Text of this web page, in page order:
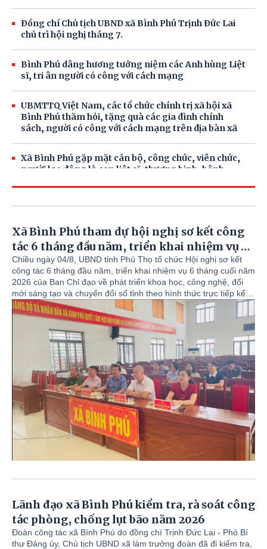
bàn xã Bình Phú theo Chỉ thị số 05/CT- TTg của Thủ
tướng Chính phủ.
Đồng chí Chủ tịch UBND xã Bình Phú Trịnh Đức Lai
chủ trì hội nghị tháng 7.
Bình Phú dâng hương tưởng niệm các Anh hùng Liệt
sĩ, tri ân người có công với cách mạng
UBMTTQ Việt Nam, các tổ chức chính trị xã hội xã
Bình Phú thăm hỏi, tặng quà các gia đình chính
sách, người có công với cách mạng trên địa bàn xã
Xã Bình Phú gặp mặt cán bộ, công chức, viên chức,
người lao động là con liệt sĩ, thương binh, bệnh
Toà án nhân dân khu vực 3 Phú Thọ và UBMTTQVN,
các tổ chức Chính trị xã hội xã Bình Phú thăm tặng
quà mẹ Việt Nam anh hùng.
Đồng chí Phó Bí thư Thường trực Đảng ủy xã Bình
Phú thăm, tặng quà gia đình chính sách nhân dịp
Xã Bình Phú tham dự hội nghị sơ kết công
tác 6 tháng đầu năm, triển khai nhiệm vụ 6
tháng cuối năm 2026 của Ban Chỉ đạo về
phát triển khoa học, công nghệ, đổi mới
sáng tạo và chuyển đổi số tỉnh Phú Thọ.
Chiều ngày 04/8, UBND tỉnh Phú Thọ tổ chức Hội nghị sơ kết
công tác 6 tháng đầu năm, triển khai nhiệm vụ 6 tháng cuối năm
2026 của Ban Chỉ đạo về phát triển khoa học, công nghệ, đổi
mới sáng tạo và chuyển đổi số tỉnh theo hình thức trực tiếp kết
hợp trực tuyến, kết nối từ điểm cầu Trung tâm Hội nghị tỉnh đến
các điểm cầu cấp xã, phường trên địa bàn tỉnh.
Lãnh đạo xã Bình Phú kiểm tra, rà soát công
tác phòng, chống lụt bão năm 2026
Đoàn công tác xã Bình Phú do đồng chí Trịnh Đức Lai - Phó Bí
thư Đảng ủy, Chủ tịch UBND xã làm trưởng đoàn đã đi kiểm tra,